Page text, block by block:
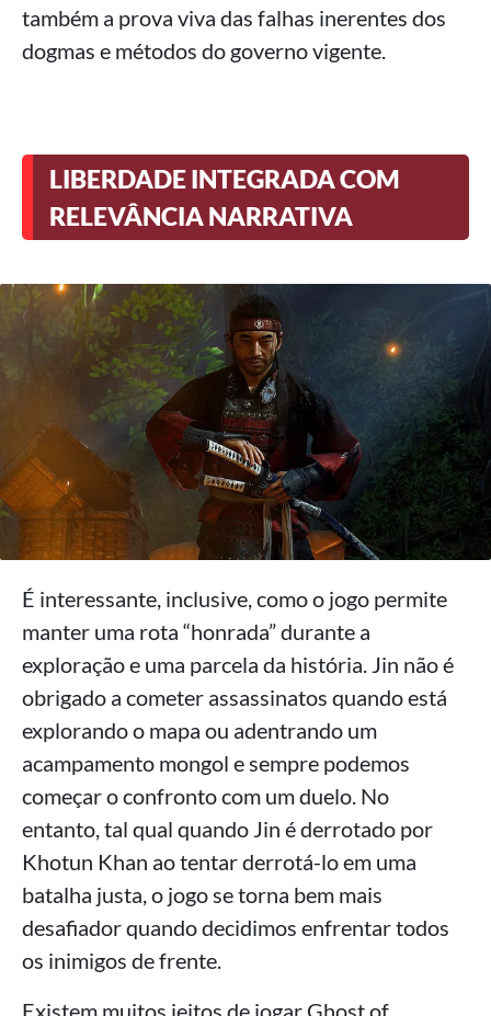
também a prova viva das falhas inerentes dos
dogmas e métodos do governo vigente.
LIBERDADE INTEGRADA COM
RELEVÂNCIA NARRATIVA
É interessante, inclusive, como o jogo permite
manter uma rota “honrada” durante a
exploração e uma parcela da história. Jin não é
obrigado a cometer assassinatos quando está
explorando o mapa ou adentrando um
acampamento mongol e sempre podemos
começar o confronto com um duelo. No
entanto, tal qual quando Jin é derrotado por
Khotun Khan ao tentar derrotá-lo em uma
batalha justa, o jogo se torna bem mais
desafiador quando decidimos enfrentar todos
os inimigos de frente.